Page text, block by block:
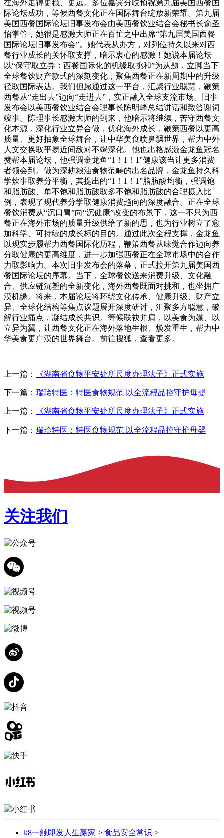
在海外走得更稳、更远。多位嘉宾分歧预祝第九届美国西餐国
际论坛成功，等候西餐文化正在国际舞台绽放新荣耀。第九届
美国西餐国际论坛旧事发布会由美西餐饮业结合会秘书长俞圣
怡掌管，她很是感激大师正在百忙之中出席“第九届美国西餐
国际论坛旧事发布会”。她代表从办方，对列位持久以来对西
餐行业成长的关怀取支撑，暗示衷心的感激！她说本届论坛
以“保守取立异：西餐国际化的机缘取挑和”为从题，立脚当下
全球餐饮财产款式的深刻变化，聚焦西餐正在新周期中的升级
径取国际表达。我们但愿通过这一平台，汇聚行业聪慧，鞭策
西餐从“走出去”迈向“走进去”，实正融入全球支流市场。旧事
发布会以美西餐饮业结合会理事长陈明峰总结讲话和致答谢词
竣事。陈理事长感激大师的到来，他暗示将继续，苦守西餐文
化本源，深化行业立异合做，优化海外成长，鞭策西餐以更高
质量、更好抽象全球舞台，让中华美食喷鼻飘世界，帮力中外
人文交换取平易近间敌对不竭深化。他也出格感激金龙鱼冠名
赞帮本届论坛，他强调金龙鱼“1！1！1”健康该当让更多消费
者领会到。做为深耕粮油食物范畴的出名品牌，金龙鱼持久科
学炊事取养分平衡，其提出的“1！1！1”脂肪酸均衡，强调饱
和脂肪酸、单不饱和脂肪酸取多不饱和脂肪酸的合理摄入比
例，表现了现代养分学取健康消费趋向的深度融合。正在全球
餐饮消费从“沉口胃”向“沉健康”改变的布景下，这一不只为西
餐正在海外市场的质量升级供给了新的思，也为行业树立了愈
加科学、可持续的成长标的目的。通过此次全程支撑，金龙鱼
以现实步履帮力西餐国际化历程，鞭策西餐从味觉合作迈向养
分取健康的更高维度，进一步加强西餐正在全球市场中的合作
力取影响力。本次旧事发布会的落幕，正式拉开第九届美国西
餐国际论坛的序幕。当下，全球餐饮送来消费升级、文化融
合、供应链沉塑的全新变化，海外西餐既面对挑和，也坐拥广
漠机缘。将来，本届论坛将环绕文化传承、健康升级、财产立
异、全球化结构等焦点议题展开深度研讨，汇聚多方聪慧，破
解行业痛点，凝结成长共识。等候联袂并肩，以美食为媒、以
立异为翼，让西餐文化正在海外落地生根、焕发重生，帮力中
华美食更广漠的世界舞台。前往搜狐，查看更多。
上一篇： 《湖南省食物平安处所尺度办理法子》正式实施
下一篇： 瑞琻特医：特医食物规范 以全流程品控守护母婴
上一篇： 《湖南省食物平安处所尺度办理法子》正式实施
下一篇： 瑞琻特医：特医食物规范 以全流程品控守护母婴
关注我们
k8一触即发人生赢家 > 食品安全常识 >